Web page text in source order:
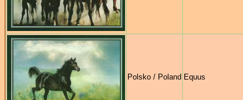
Polsko / Poland Equus